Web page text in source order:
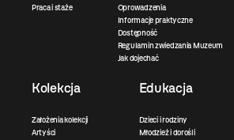
Praca i staże
Oprowadzenia
Informacje praktyczne
Dostępność
Regulamin zwiedzania Muzeum
Jak dojechać
Kolekcja
Założenia kolekcji
Artyści
Edukacja
Dzieci i rodziny
Młodzież i dorośli